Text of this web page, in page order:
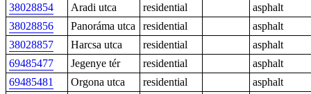
38028854 Aradi utca residential
asphalt
38028856
Panoráma utca residential
asphalt
38028857
Harcsa utca residential
asphalt
69485477
Jegenye tér residential
asphalt
69485481
Orgona utca residential
asphalt